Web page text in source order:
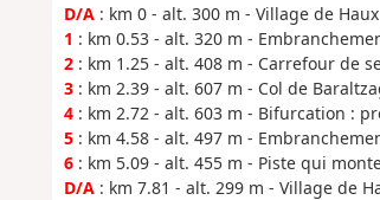
D/A: km 0 - alt. 300 m - Village de Haux
1 : km 0.53 - alt. 320 m -
2: km 1.25 - alt. 408 m - Carrefour de
3: km 2.39 - alt. 607 m - Col de
4: km 2.72 - alt. 603 m - Bifurcation :
5: km 4.58 - alt. 497 m -
6: km 5.09 - alt. 455 m - Piste qui
D/A: km 7.81 - alt. 299 m - Village de